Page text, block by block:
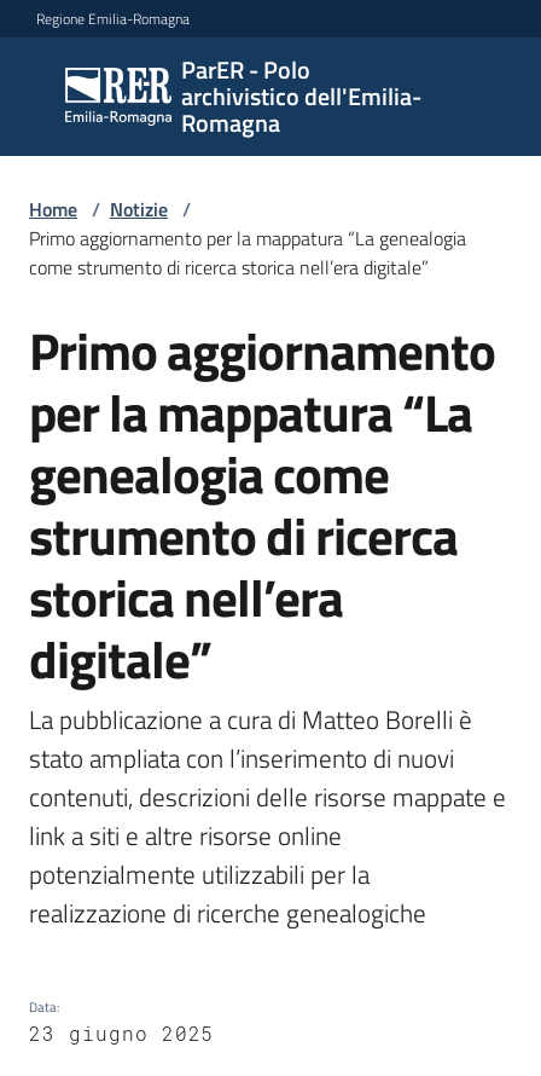
Vai al contenuto
Vai alla navigazione
Vai al footer
Regione Emilia-Romagna
ParER - Polo
archivistico dell'Emilia-
Romagna
ParER -
Polo
archivistico
Romagna
archivistico
Archivio
storico
Conservazione
Contatti
Seguici
Home / Notizie /
Primo aggiornamento per la mappatura “La genealogia
come strumento di ricerca storica nell’era digitale”
Salta al contenuto
Primo aggiornamento
per la mappatura “La
genealogia come
strumento di ricerca
storica nell’era
digitale”
La pubblicazione a cura di Matteo Borelli è
stato ampliata con l’inserimento di nuovi
contenuti, descrizioni delle risorse mappate e
link a siti e altre risorse online
potenzialmente utilizzabili per la
realizzazione di ricerche genealogiche
Data:
23 giugno 2025